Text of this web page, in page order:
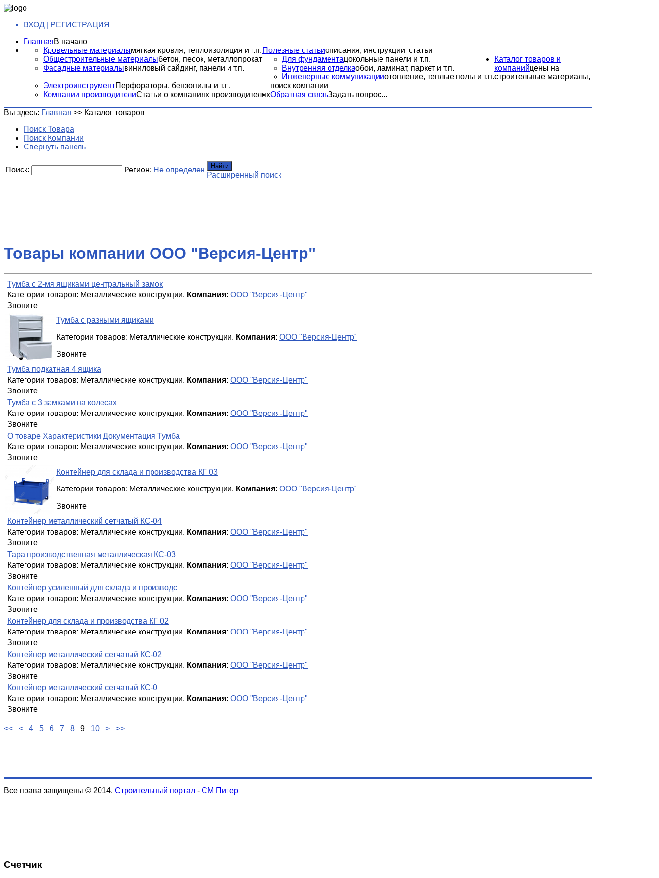
ВХОД | РЕГИСТРАЦИЯ
ГлавнаяВ начало
Полезные статьиописания, инструкции, статьи
Кровельные материалымягкая кровля, теплоизоляция и т.п.
Общестроительные материалыбетон, песок, металлопрокат
Фасадные материалывиниловый сайдинг, панели и т.п.
Для фундаментацокольные панели и т.п.
Внутренняя отделкаобои, ламинат, паркет и т.п.
Инженерные коммуникацииотопление, теплые полы и т.п.
ЭлектроинструментПерфораторы, бензопилы и т.п.
Компании производителиСтатьи о компаниях производителях
Каталог товаров и
компанийцены на
строительные материалы,
поиск компании
Обратная связьЗадать вопрос...
Вы здесь: Главная >> Каталог товаров
Поиск Товара
Поиск Компании
Свернуть панель
Поиск: Регион: Не определен Найти
Расширенный поиск
Товары компании ООО "Версия-Центр"
Тумба с 2-мя ящиками центральный замок
Категории товаров: Металлические конструкции. Компания: ООО "Версия-Центр"
Звоните
Тумба с разными ящиками
Категории товаров: Металлические конструкции. Компания: ООО "Версия-Центр"
Звоните
Тумба подкатная 4 ящика
Категории товаров: Металлические конструкции. Компания: ООО "Версия-Центр"
Звоните
Тумба с 3 замками на колесах
Категории товаров: Металлические конструкции. Компания: ООО "Версия-Центр"
Звоните
О товаре Характеристики Документация Тумба
Категории товаров: Металлические конструкции. Компания: ООО "Версия-Центр"
Звоните
Контейнер для склада и производства КГ 03
Категории товаров: Металлические конструкции. Компания: ООО "Версия-Центр"
Звоните
Контейнер металлический сетчатый КС-04
Категории товаров: Металлические конструкции. Компания: ООО "Версия-Центр"
Звоните
Тара производственная металлическая КС-03
Категории товаров: Металлические конструкции. Компания: ООО "Версия-Центр"
Звоните
Контейнер усиленный для склада и производс
Категории товаров: Металлические конструкции. Компания: ООО "Версия-Центр"
Звоните
Контейнер для склада и производства КГ 02
Категории товаров: Металлические конструкции. Компания: ООО "Версия-Центр"
Звоните
Контейнер металлический сетчатый КС-02
Категории товаров: Металлические конструкции. Компания: ООО "Версия-Центр"
Звоните
Контейнер металлический сетчатый КС-0
Категории товаров: Металлические конструкции. Компания: ООО "Версия-Центр"
Звоните
<< < 4 5 6 7 8 9 10 > >>
Все права защищены © 2014. Строительный портал - СМ Питер
Счетчик